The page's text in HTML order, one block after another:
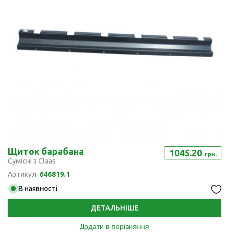
Щиток барабана
Сумісні з Claas
Артикул: 646819.1
1045.20 грн.
В наявності
ДЕТАЛЬНІШЕ
Додати в порівняння